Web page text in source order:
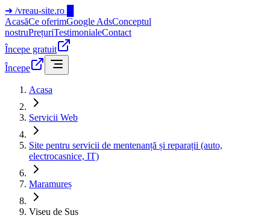
➜ /vreau-site.ro
AcasăCe oferimGoogle AdsConceptul
nostruPrețuriTestimonialeContact
Începe gratuit
Începe
Acasa
Servicii Web
Site pentru servicii de mentenanță și reparații (auto,
electrocasnice, IT)
Maramureș
Viseu de Sus